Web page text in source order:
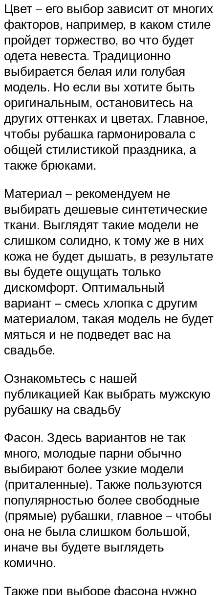
Цвет – его выбор зависит от многих
факторов, например, в каком стиле
пройдет торжество, во что будет
одета невеста. Традиционно
выбирается белая или голубая
модель. Но если вы хотите быть
оригинальным, остановитесь на
других оттенках и цветах. Главное,
чтобы рубашка гармонировала с
общей стилистикой праздника, а
также брюками.
Материал – рекомендуем не
выбирать дешевые синтетические
ткани. Выглядят такие модели не
слишком солидно, к тому же в них
кожа не будет дышать, в результате
вы будете ощущать только
дискомфорт. Оптимальный
вариант – смесь хлопка с другим
материалом, такая модель не будет
мяться и не подведет вас на
свадьбе.
Ознакомьтесь с нашей
публикацией Как выбрать мужскую
рубашку на свадьбу
Фасон. Здесь вариантов не так
много, молодые парни обычно
выбирают более узкие модели
(приталенные). Также пользуются
популярностью более свободные
(прямые) рубашки, главное – чтобы
она не была слишком большой,
иначе вы будете выглядеть
комично.
Также при выборе фасона нужно